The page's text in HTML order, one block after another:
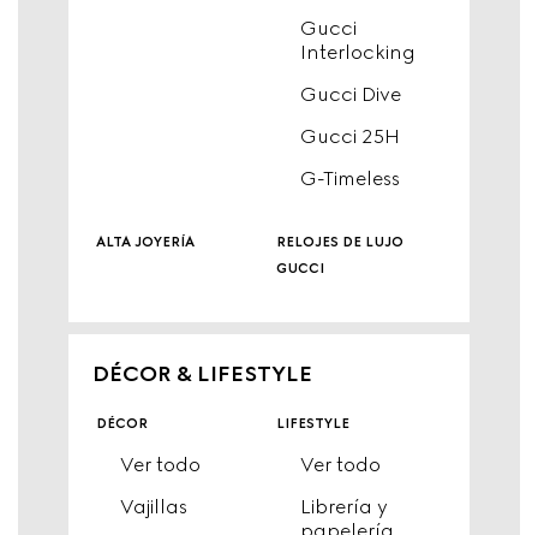
Gucci
Interlocking
Gucci Dive
Gucci 25H
G-Timeless
alta joyería
relojes de lujo
gucci
DÉCOR & LIFESTYLE
décor
Ver todo
Vajillas
lifestyle
Ver todo
Librería y